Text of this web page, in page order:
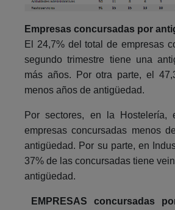
Empresas concursadas por
El 24,7% del total de empresas
segundo trimestre tiene una
más años. Por otra parte, el
menos años de antigüedad.
Por sectores, en la Hostelería,
empresas concursadas menos
antigüedad. Por su parte, en
37% de las concursadas tiene
antigüedad.
EMPRESAS concursadas